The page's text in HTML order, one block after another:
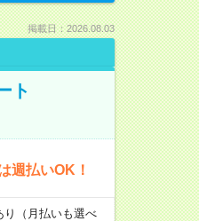
掲載日：2026.08.03
ト
週払いOK！
（月払いも選べ